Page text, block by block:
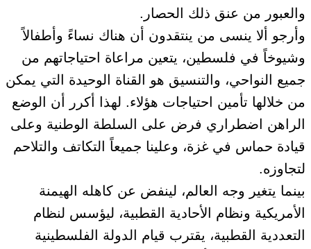
والعبور من عنق ذلك الحصار.
وأرجو ألا ينسى من ينتقدون أن هناك نساءً وأطفالاً
وشيوخاً في فلسطين، يتعين مراعاة احتياجاتهم من
جميع النواحي، والتنسيق هو القناة الوحيدة التي يمكن
من خلالها تأمين احتياجات هؤلاء. لهذا أكرر أن الوضع
الراهن اضطراري فرض على السلطة الوطنية وعلى
قيادة حماس في غزة، وعلينا جميعاً التكاتف والتلاحم
لتجاوزه.
بينما يتغير وجه العالم، لينفض عن كاهله الهيمنة
الأمريكية ونظام الأحادية القطبية، ليؤسس لنظام
التعددية القطبية، يقترب قيام الدولة الفلسطينية